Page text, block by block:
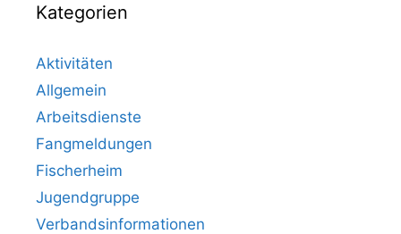
Kategorien
Aktivitäten
Allgemein
Arbeitsdienste
Fangmeldungen
Fischerheim
Jugendgruppe
Verbandsinformationen